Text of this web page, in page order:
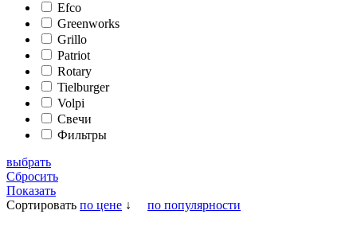
Efco
Greenworks
Grillo
Patriot
Rotary
Tielburger
Volpi
Свечи
Фильтры
выбрать
Сбросить
Показать
Сортировать по цене ↓ по популярности